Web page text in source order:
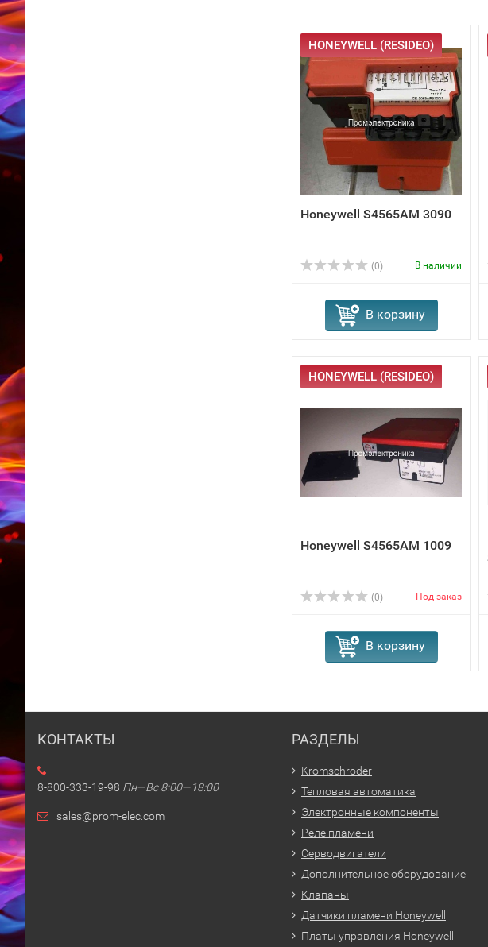
HONEYWELL (RESIDEO)
Honeywell S4565AM 3090
(0) В наличии
В корзину
HONEYWELL (RESIDEO)
Honeywell S4565AM 1009
(0) Под заказ
В корзину
КОНТАКТЫ
8-800-333-19-98 Пн—Вс 8:00—18:00
sales@prom-elec.com
РАЗДЕЛЫ
Kromschroder
Тепловая автоматика
Электронные компоненты
Реле пламени
Серводвигатели
Дополнительное оборудование
Клапаны
Датчики пламени Honeywell
Платы управления Honeywell